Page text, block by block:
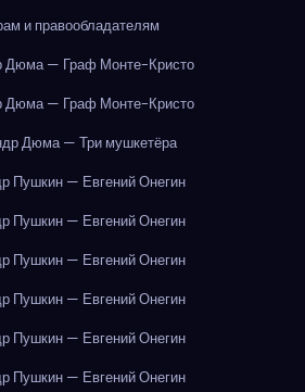
и правообладателям
Дюма — Граф Монте-Кристо
Дюма — Граф Монте-Кристо
Дюма — Три мушкетёра
Пушкин — Евгений Онегин
Пушкин — Евгений Онегин
Пушкин — Евгений Онегин
Пушкин — Евгений Онегин
Пушкин — Евгений Онегин
Пушкин — Евгений Онегин